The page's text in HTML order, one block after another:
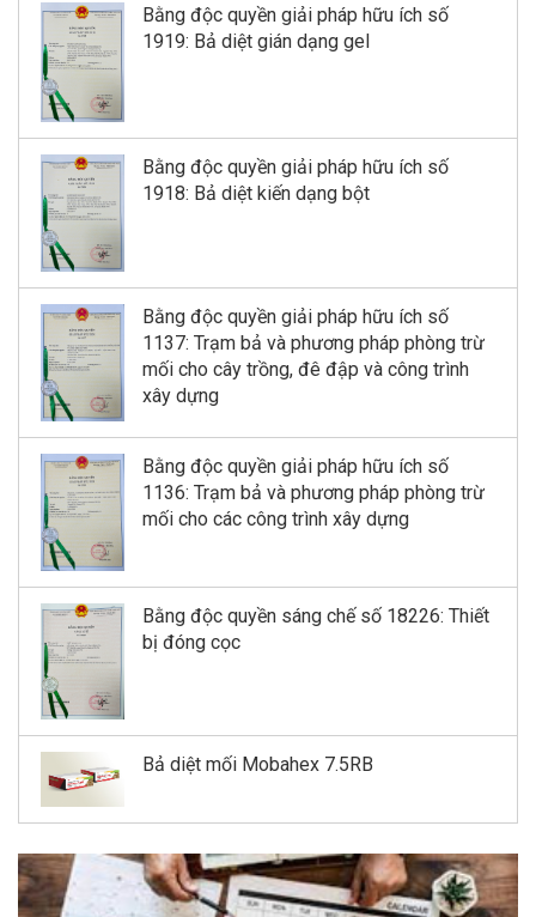
Bằng độc quyền giải pháp hữu ích số
1919: Bả diệt gián dạng gel
Bằng độc quyền giải pháp hữu ích số
1918: Bả diệt kiến dạng bột
Bằng độc quyền giải pháp hữu ích số
1137: Trạm bả và phương pháp phòng trừ
mối cho cây trồng, đê đập và công trình
xây dựng
Bằng độc quyền giải pháp hữu ích số
1136: Trạm bả và phương pháp phòng trừ
mối cho các công trình xây dựng
Bằng độc quyền sáng chế số 18226: Thiết
bị đóng cọc
Bả diệt mối Mobahex 7.5RB